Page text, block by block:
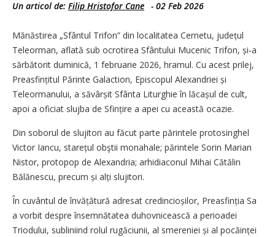
Un articol de: Filip Hristofor Cane - 02 Feb 2026
Mănăstirea „Sfântul Trifon” din localitatea Cernetu, județul
Teleorman, aflată sub ocrotirea Sfântului Mucenic Trifon, și‑a
sărbătorit duminică, 1 februarie 2026, hramul. Cu acest prilej,
Preasfințitul Părinte Galaction, Episcopul Alexandriei și
Teleormanului, a săvârșit Sfânta Liturghie în lăcașul de cult,
apoi a oficiat slujba de Sfințire a apei cu această ocazie.
Din soborul de slujitori au făcut parte părintele protosinghel
Victor Iancu, starețul obştii monahale; părintele Sorin Marian
Nistor, protopop de Alexandria; arhidiaconul Mihai Cătălin
Bălănescu, precum și alți slujitori.
În cuvântul de învățătură adresat credincioșilor, Preasfinția Sa
a vorbit despre însemnătatea duhovnicească a perioadei
Triodului, subliniind rolul rugăciunii, al smereniei și al pocăinței